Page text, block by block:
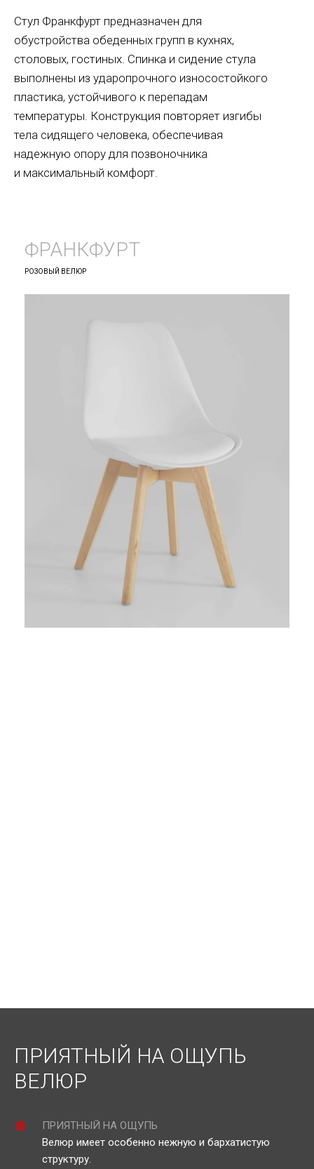
Стул Франкфурт предназначен для
обустройства обеденных групп в кухнях,
столовых, гостиных. Спинка и сидение стула
выполнены из ударопрочного износостойкого
пластика, устойчивого к перепадам
температуры. Конструкция повторяет изгибы
тела сидящего человека, обеспечивая
надежную опору для позвоночника
и максимальный комфорт.
ФРАНКФУРТ
РОЗОВЫЙ ВЕЛЮР
ПРИЯТНЫЙ НА ОЩУПЬ
ВЕЛЮР
ПРИЯТНЫЙ НА ОЩУПЬ
Велюр имеет особенно нежную и бархатистую
структуру.